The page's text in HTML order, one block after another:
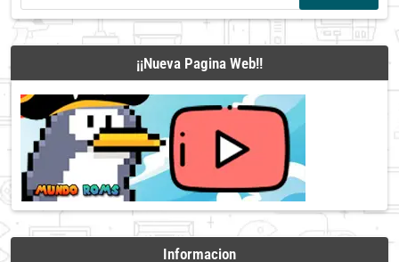
¡¡Nueva Pagina Web!!
Informacion